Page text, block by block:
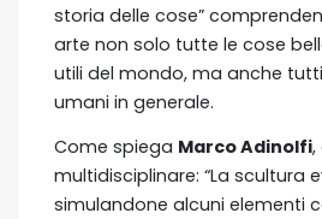
storia delle cose”
arte non solo tutte le cose
utili del mondo, ma anche
umani in generale.
Come spiega Marco Adinolfi,
multidisciplinare: “La scultura
simulandone alcuni elementi